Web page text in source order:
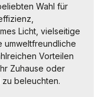
Wahl für
Licht, vielseitige
umweltfreundliche
Vorteilen
Zuhause oder
beleuchten.